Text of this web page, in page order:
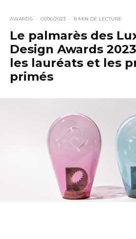
AWARDS · 01/06/2023 · 8 MIN DE LECTURE
Le palmarès des
Design Awards
les lauréats et les
primés